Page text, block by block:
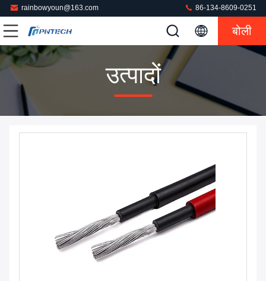
rainbowyoun@163.com 86-134-8609-0251
बोली
उत्पादों